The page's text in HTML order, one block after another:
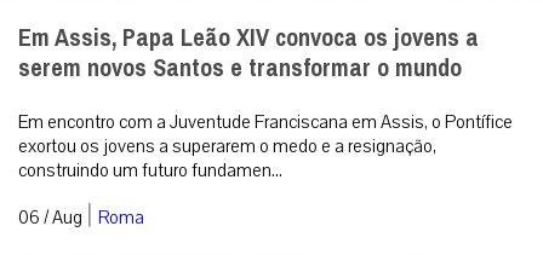
Em Assis, Papa Leão XIV convoca os jovens a
serem novos Santos e transformar o mundo
Em encontro com a Juventude Franciscana em Assis, o Pontífice
exortou os jovens a superarem o medo e a resignação,
construindo um futuro fundamen...
06 / Aug | Roma